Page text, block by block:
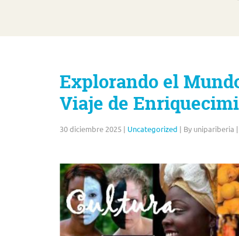
Explorando el
Viaje de
30 diciembre 2025 | Uncategorized | By unipariberia |